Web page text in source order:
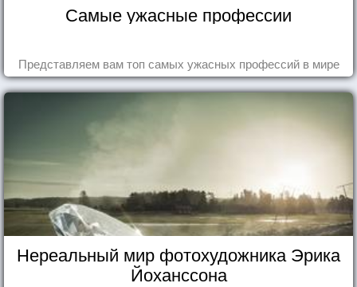
Самые ужасные профессии
Представляем вам топ самых ужасных профессий в мире
Нереальный мир фотохудожника Эрика
Йоханссона